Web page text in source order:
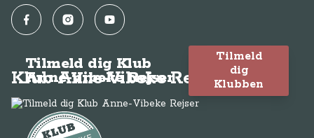
FacebookInstagramYouTube
Klub Anne-Vibeke Rejser
Tilmeld dig Klub
Anne-Vibeke Rejser
Tilmeld
dig
Klubben